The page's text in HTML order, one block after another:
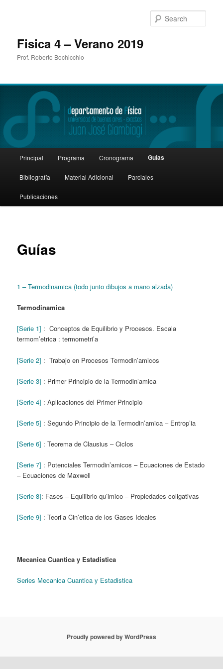
Fisica 4 – Verano 2019
Prof. Roberto Bochicchio
Skip
to
primary
Principal Programa Cronograma Guías
Bibliografía Material Adicional Parciales
Publicaciones
Guías
1 – Termodinamica (todo junto dibujos a mano alzada)
Termodinamica
[Serie 1] : Conceptos de Equilibrio y Procesos. Escala
termom’etrica : termometri’a
[Serie 2] : Trabajo en Procesos Termodin’amicos
[Serie 3] : Primer Principio de la Termodin’amica
[Serie 4] : Aplicaciones del Primer Principio
[Serie 5] : Segundo Principio de la Termodin’amica – Entrop’ia
[Serie 6] : Teorema de Clausius – Ciclos
[Serie 7] : Potenciales Termodin’amicos – Ecuaciones de Estado
– Ecuaciones de Maxwell
[Serie 8]: Fases – Equilibrio qu’imico – Propiedades coligativas
[Serie 9] : Teori’a Cin’etica de los Gases Ideales
Mecanica Cuantica y Estadistica
Series Mecanica Cuantica y Estadistica
Proudly powered by WordPress